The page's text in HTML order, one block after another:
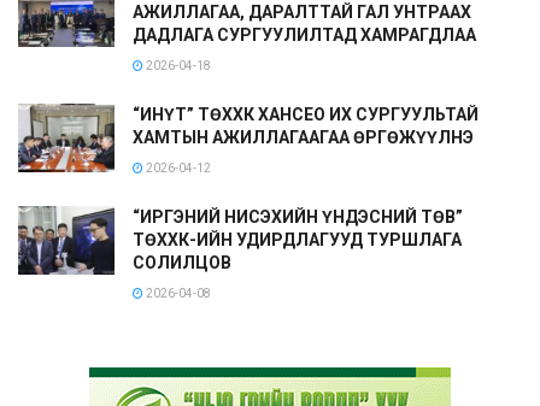
АЖИЛЛАГАА, ДАРАЛТТАЙ ГАЛ УНТРААХ
ДАДЛАГА СУРГУУЛИЛТАД ХАМРАГДЛАА
2026-04-18
“ИНҮТ” ТӨХХК ХАНСЕО ИХ СУРГУУЛЬТАЙ
ХАМТЫН АЖИЛЛАГААГАА ӨРГӨЖҮҮЛНЭ
2026-04-12
“ИРГЭНИЙ НИСЭХИЙН ҮНДЭСНИЙ ТӨВ”
ТӨХХК-ИЙН УДИРДЛАГУУД ТУРШЛАГА
СОЛИЛЦОВ
2026-04-08